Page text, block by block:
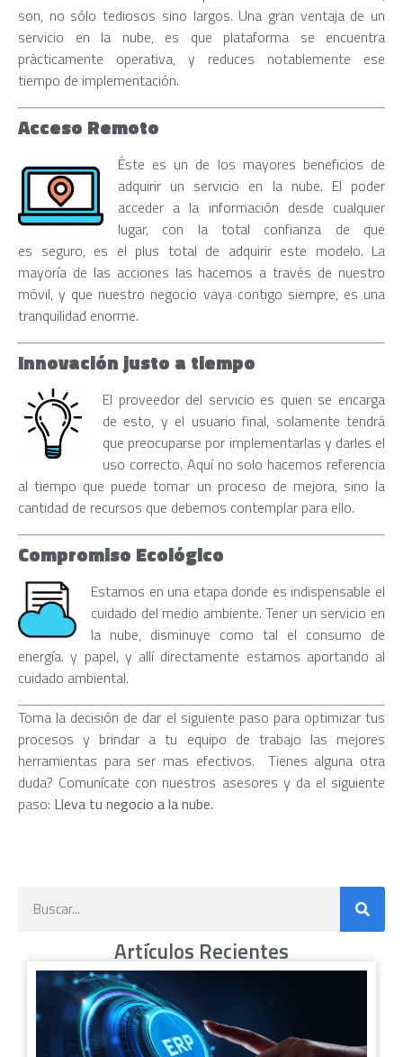
son, no sólo tediosos sino largos. Una gran ventaja de un
servicio en la nube, es que plataforma se encuentra
prácticamente operativa, y reduces notablemente ese
tiempo de implementación.
Acceso Remoto
Éste es un de los mayores beneficios de
adquirir un servicio en la nube. El poder
acceder a la información desde cualquier
lugar, con la total confianza de que
es seguro, es el plus total de adquirir este modelo. La
mayoría de las acciones las hacemos a través de nuestro
móvil, y que nuestro negocio vaya contigo siempre, es una
tranquilidad enorme.
Innovación justo a tiempo
El proveedor del servicio es quien se encarga
de esto, y el usuario final, solamente tendrá
que preocuparse por implementarlas y darles el
uso correcto. Aquí no solo hacemos referencia
al tiempo que puede tomar un proceso de mejora, sino la
cantidad de recursos que debemos contemplar para ello.
Compromiso Ecológico
Estamos en una etapa donde es indispensable el
cuidado del medio ambiente. Tener un servicio en
la nube, disminuye como tal el consumo de
energía. y papel, y allí directamente estamos aportando al
cuidado ambiental.
Toma la decisión de dar el siguiente paso para optimizar tus
procesos y brindar a tu equipo de trabajo las mejores
herramientas para ser mas efectivos. Tienes alguna otra
duda? Comunícate con nuestros asesores y da el siguiente
paso: Lleva tu negocio a la nube.
Artículos Recientes